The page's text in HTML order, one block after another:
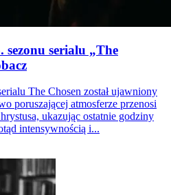
sezonu serialu „The
The Chosen został ujawniony
poruszającej atmosferze przenosi
ukazując ostatnie godziny
intensywnością i...